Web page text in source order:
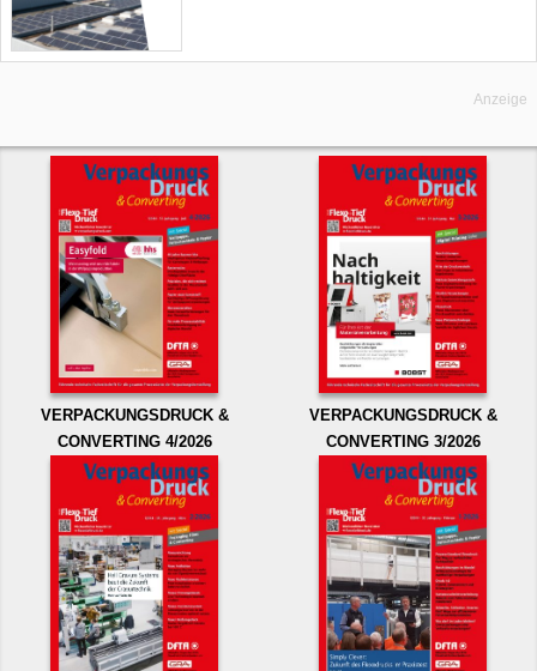
Anzeige
VERPACKUNGSDRUCK &
CONVERTING 4/2026
VERPACKUNGSDRUCK &
CONVERTING 3/2026